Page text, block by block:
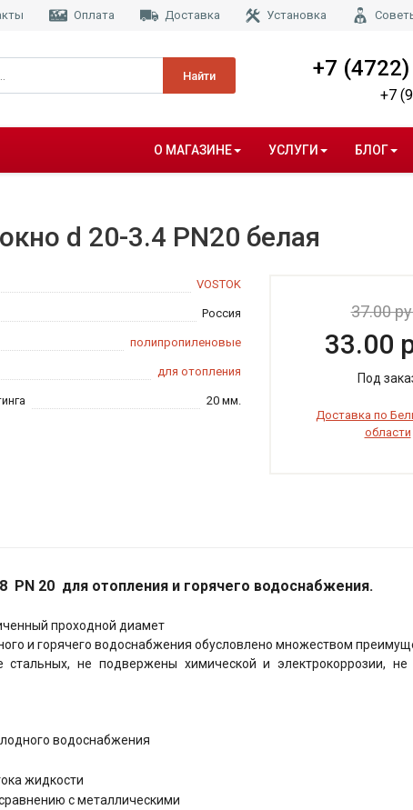
Оплата Доставка Установка
Найти +7
+7
БЛОГ
УСЛУГИ
О МАГАЗИНЕ
d 20-3.4 PN20 белая
VOSTOK
Россия
полипропиленовые
для отопления
20 мм.
37.00
33.00
Под
Доставка по
области
PN 20 для отопления и горячего водоснабжения.
проходной диамет
и горячего водоснабжения обусловлено множеством
стальных, не подвержены химической и электрокоррозии,
водоснабжения
жидкости
с металлическими